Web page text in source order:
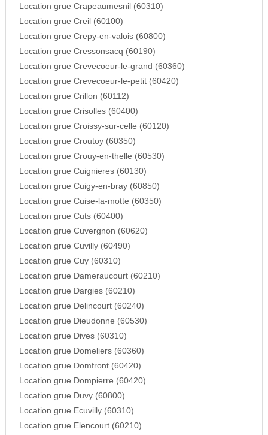
Location grue Crapeaumesnil (60310)
Location grue Creil (60100)
Location grue Crepy-en-valois (60800)
Location grue Cressonsacq (60190)
Location grue Crevecoeur-le-grand (60360)
Location grue Crevecoeur-le-petit (60420)
Location grue Crillon (60112)
Location grue Crisolles (60400)
Location grue Croissy-sur-celle (60120)
Location grue Croutoy (60350)
Location grue Crouy-en-thelle (60530)
Location grue Cuignieres (60130)
Location grue Cuigy-en-bray (60850)
Location grue Cuise-la-motte (60350)
Location grue Cuts (60400)
Location grue Cuvergnon (60620)
Location grue Cuvilly (60490)
Location grue Cuy (60310)
Location grue Dameraucourt (60210)
Location grue Dargies (60210)
Location grue Delincourt (60240)
Location grue Dieudonne (60530)
Location grue Dives (60310)
Location grue Domeliers (60360)
Location grue Domfront (60420)
Location grue Dompierre (60420)
Location grue Duvy (60800)
Location grue Ecuvilly (60310)
Location grue Elencourt (60210)